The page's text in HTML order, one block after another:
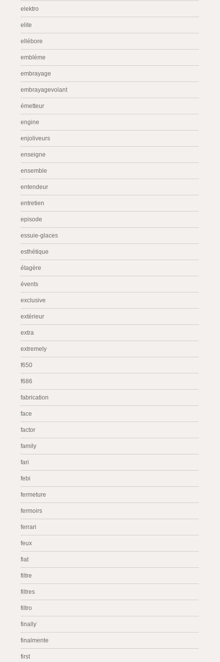
elektro
elite
ellébore
emblème
embrayage
embrayagevolant
émetteur
engine
enjoliveurs
enseigne
ensemble
entendeur
entretien
episode
essuie-glaces
esthétique
étagère
évents
exclusive
extérieur
extra
extremely
f650
f686
fabrication
face
factor
family
fari
febi
fermeture
fermoirs
ferrari
feux
fiat
filtre
filtres
filtro
finally
finalmente
first